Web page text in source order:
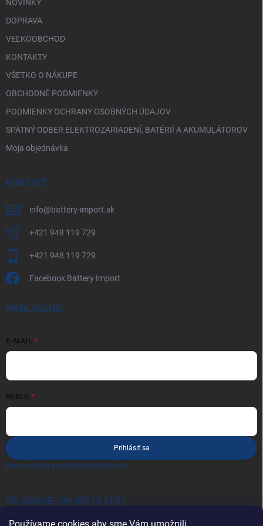
NOVINKY
DOPRAVA
VEĽKOOBCHOD
KONTAKTY
VŠETKO O NÁKUPE
OBCHODNÉ PODMIENKY
PODMIENKY OCHRANY OSOBNÝCH ÚDAJOV
SPÄTNÝ ODBER ELEKTROZARIADENÍ, BATÉRIÍ A AKUMULÁTOROV
Moja objednávka
KONTAKT
info@battery-import.sk
+421 948 119 729
+421 948 119 729
Facebook Battery Import
PRIHLÁSENIE
E-MAIL
HESLO
Prihlásiť sa
Nová registráciaZabudnuté heslo
PRIJÍMAME ONLINE PLATBY